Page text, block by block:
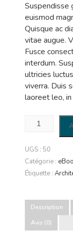
Suspendisse
euismod
Quisque ac
vitae augue.
Fusce
interdum.
ultricies
viverra. Duis
laoreet leo,
quantité
Models
in
design
through
UGS : 50
Catégorie :
Étiquette :
Description
Avis (0)